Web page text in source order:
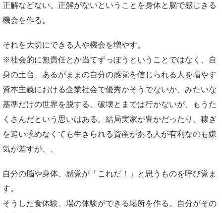
正解などない。正解がないということを身体と脳で感じきる
機会を作る。
それを大切にできる人や機会を増やす。
※社会的に無責任とか当てずっぽうということではなく、自
身の土台、あるがままの自分の感覚を信じられる人を増やす
資本主義における企業社会で優秀かそうでないか、みたいな
基準だけの世界を脱する。破壊とまでは行かないが、もうた
くさんだという思いはある。結局実家が豊かだったり、稼ぎ
を追い求めなくても生きられる資産がある人が有利なのも嫌
気が差すが、、
自分の脳や身体、感覚が「これだ！」と思うものを呼び覚ま
す。
そうした食体験、場の体験ができる場所を作る。自分がその